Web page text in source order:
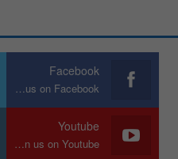
Facebook
Join us on Facebook
Youtube
Join us on Youtube